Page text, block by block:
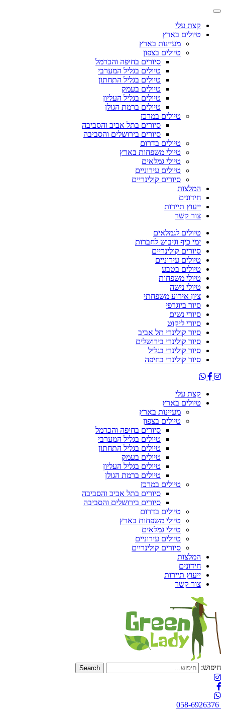
קצת עלי
טיולים בארץ
מעיינות בארץ
טיולים בצפון
סיורים בחיפה והכרמל
טיולים בגליל המערבי
טיולים בגליל התחתון
טיולים בעמק
טיולים בגליל העליון
טיולים ברמת הגולן
טיולים במרכז
סיורים בתל אביב והסביבה
סיורים בירושלים והסביבה
טיולים בדרום
טיולי משפחות בארץ
טיולי גמלאים
טיולים עירוניים
סיורים קולינריים
המלצות
חידונים
ייעוץ תיירות
צור קשר
טיולים לגמלאים
ימי כיף וגיבוש לחברות
סיורים קולינריים
טיולים עירוניים
טיולים בטבע
טיולי משפחות
טיולי נישה
ציון אירוע משפחתי
סיור ביוגרפי
סיורי נשים
סיורי ליקוט
סיור קולינרי תל אביב
סיור קולינרי בירושלים
סיור קולינרי בגליל
סיור קולינרי בחיפה
קצת עלי
טיולים בארץ
מעיינות בארץ
טיולים בצפון
סיורים בחיפה והכרמל
טיולים בגליל המערבי
טיולים בגליל התחתון
טיולים בעמק
טיולים בגליל העליון
טיולים ברמת הגולן
טיולים במרכז
סיורים בתל אביב והסביבה
סיורים בירושלים והסביבה
טיולים בדרום
טיולי משפחות בארץ
טיולי גמלאים
טיולים עירוניים
סיורים קולינריים
המלצות
חידונים
ייעוץ תיירות
צור קשר
חיפוש:
058-6926376